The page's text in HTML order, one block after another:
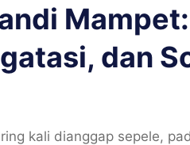
Mampet:
dan
kali dianggap sepele,